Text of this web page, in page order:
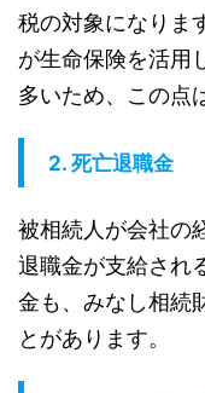
税の対象になりま
が生命保険を活用
多いため、この点
2. 死亡退職金
被相続人が会社の
退職金が支給され
金も、みなし相続
とがあります。